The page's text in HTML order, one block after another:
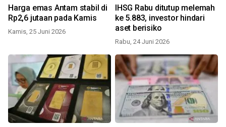
Harga emas Antam stabil di
Rp2,6 jutaan pada Kamis
Kamis, 25 Juni 2026
IHSG Rabu ditutup melemah
ke 5.883, investor hindari
aset berisiko
Rabu, 24 Juni 2026